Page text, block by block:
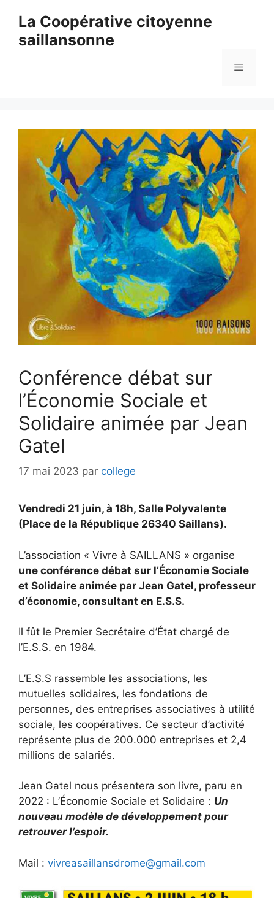
contenu
La Coopérative citoyenne
saillansonne
Menu
Conférence débat sur
l’Économie Sociale et
Solidaire animée par Jean
Gatel
17 mai 2023 par college
Vendredi 21 juin, à 18h, Salle Polyvalente
(Place de la République 26340 Saillans).
L’association « Vivre à SAILLANS » organise
une conférence débat sur l’Économie Sociale
et Solidaire animée par Jean Gatel, professeur
d’économie, consultant en E.S.S.
Il fût le Premier Secrétaire d’État chargé de
l’E.S.S. en 1984.
L’E.S.S rassemble les associations, les
mutuelles solidaires, les fondations de
personnes, des entreprises associatives à utilité
sociale, les coopératives. Ce secteur d’activité
représente plus de 200.000 entreprises et 2,4
millions de salariés.
Jean Gatel nous présentera son livre, paru en
2022 : L’Économie Sociale et Solidaire : Un
nouveau modèle de développement pour
retrouver l’espoir.
Mail : vivreasaillansdrome@gmail.com